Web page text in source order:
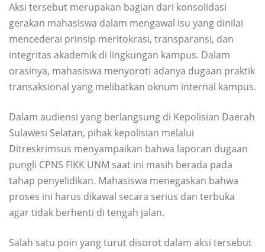
Aksi tersebut merupakan bagian dari konsolidasi
gerakan mahasiswa dalam mengawal isu yang dinilai
mencederai prinsip meritokrasi, transparansi, dan
integritas akademik di lingkungan kampus. Dalam
orasinya, mahasiswa menyoroti adanya dugaan praktik
transaksional yang melibatkan oknum internal kampus.
Dalam audiensi yang berlangsung di Kepolisian Daerah
Sulawesi Selatan, pihak kepolisian melalui
Ditreskrimsus menyampaikan bahwa laporan dugaan
pungli CPNS FIKK UNM saat ini masih berada pada
tahap penyelidikan. Mahasiswa menegaskan bahwa
proses ini harus dikawal secara serius dan terbuka
agar tidak berhenti di tengah jalan.
Salah satu poin yang turut disorot dalam aksi tersebut